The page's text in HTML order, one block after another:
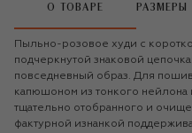
О ТОВАРЕ
Пыльно-розовое худи с
подчеркнутой знаковой
повседневный образ. Для
капюшоном из тонкого нейлона
тщательно отобранного и
фактурной изнанкой